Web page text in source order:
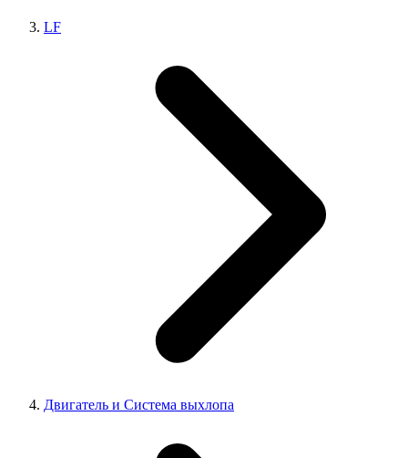
LF
Двигатель и Система выхлопа